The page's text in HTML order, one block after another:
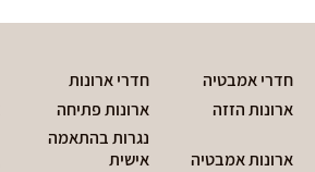
חדרי אמבטיה
חדרי ארונות
ארונות הזזה
ארונות פתיחה
ארונות אמבטיה
נגרות בהתאמה
אישית